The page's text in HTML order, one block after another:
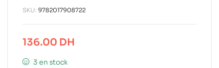
SKU: 9782017908722
136.00 DH
3 en stock